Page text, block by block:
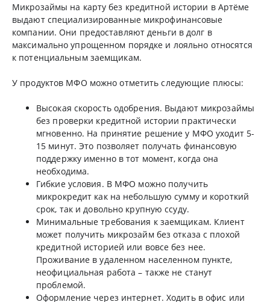
Микрозаймы на карту без кредитной истории в Артёме
выдают специализированные микрофинансовые
компании. Они предоставляют деньги в долг в
максимально упрощенном порядке и лояльно относятся
к потенциальным заемщикам.
У продуктов МФО можно отметить следующие плюсы:
Высокая скорость одобрения. Выдают микрозаймы
без проверки кредитной истории практически
мгновенно. На принятие решение у МФО уходит 5-
15 минут. Это позволяет получать финансовую
поддержку именно в тот момент, когда она
необходима.
Гибкие условия. В МФО можно получить
микрокредит как на небольшую сумму и короткий
срок, так и довольно крупную ссуду.
Минимальные требования к заемщикам. Клиент
может получить микрозайм без отказа с плохой
кредитной историей или вовсе без нее.
Проживание в удаленном населенном пункте,
неофициальная работа – также не станут
проблемой.
Оформление через интернет. Ходить в офис или